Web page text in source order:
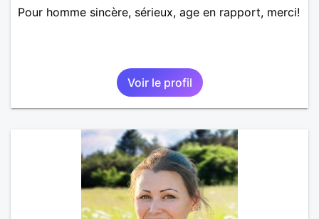
Pour homme sincère, sérieux, age en rapport, merci!
Voir le profil